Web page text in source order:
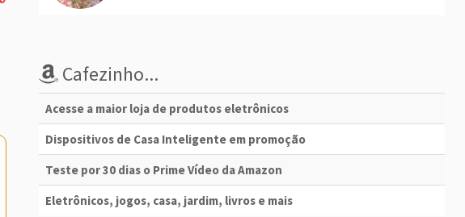
Cafezinho...
Acesse a maior loja de produtos eletrônicos
Dispositivos de Casa Inteligente em promoção
Teste por 30 dias o Prime Vídeo da Amazon
Eletrônicos, jogos, casa, jardim, livros e mais